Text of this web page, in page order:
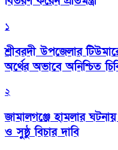
১
শ্রীবরদী উপজেলার
অর্থের অভাবে অনিশ্চিত
২
জামালগঞ্জে হামলার
ও সুষ্ঠু বিচার দাবি